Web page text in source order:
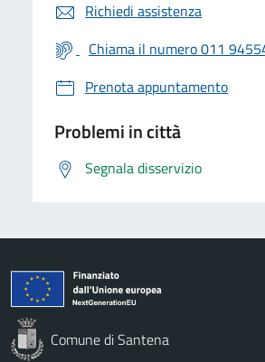
Richiedi assistenza
Chiama il numero 011
Prenota appuntamento
Problemi in città
Segnala disservizio
Comune di Santena